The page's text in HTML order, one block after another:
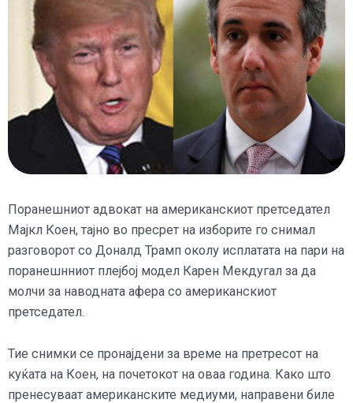
Поранешниот адвокат на американскиот претседател
Мајкл Коен, тајно во пресрет на изборите го снимал
разговорот со Доналд Трамп околу исплатата на пари на
поранешнниот плејбој модел Карен Мекдугал за да
молчи за наводната афера со американскиот
претседател.
Тие снимки се пронајдени за време на претресот на
куќата на Коен, на почетокот на оваа година. Како што
пренесуваат американските медиуми, направени биле